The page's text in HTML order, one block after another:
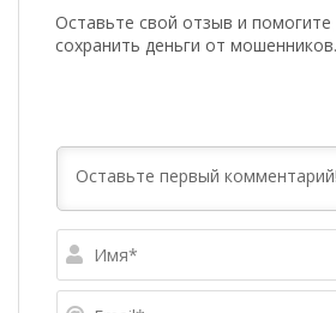
Оставьте свой отзыв и
сохранить деньги от мошенников.